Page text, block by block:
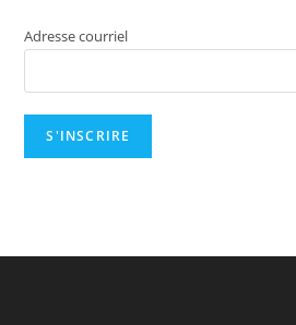
Adresse courriel